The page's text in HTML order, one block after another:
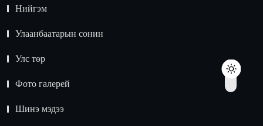
Нийгэм
Улаанбаатарын сонин
Улс төр
Фото галерей
Шинэ мэдээ